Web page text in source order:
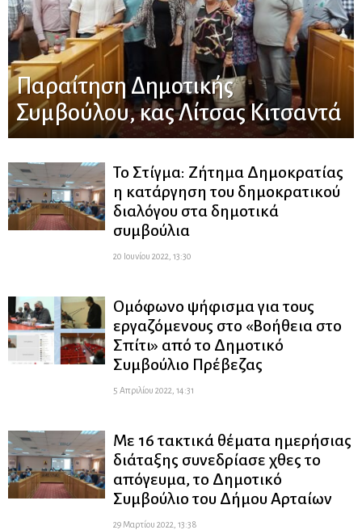
Παραίτηση Δημοτικής
Συμβούλου, κας Λίτσας Κιτσαντά
Το Στίγμα: Ζήτημα Δημοκρατίας
η κατάργηση του δημοκρατικού
διαλόγου στα δημοτικά
συμβούλια
20 Ιουνίου 2022, 13:30
Ομόφωνο ψήφισμα για τους
εργαζόμενους στο «Βοήθεια στο
Σπίτι» από το Δημοτικό
Συμβούλιο Πρέβεζας
5 Απριλίου 2022, 14:31
Με 16 τακτικά θέματα ημερήσιας
διάταξης συνεδρίασε χθες το
απόγευμα, το Δημοτικό
Συμβούλιο του Δήμου Αρταίων
29 Μαρτίου 2022, 13:38